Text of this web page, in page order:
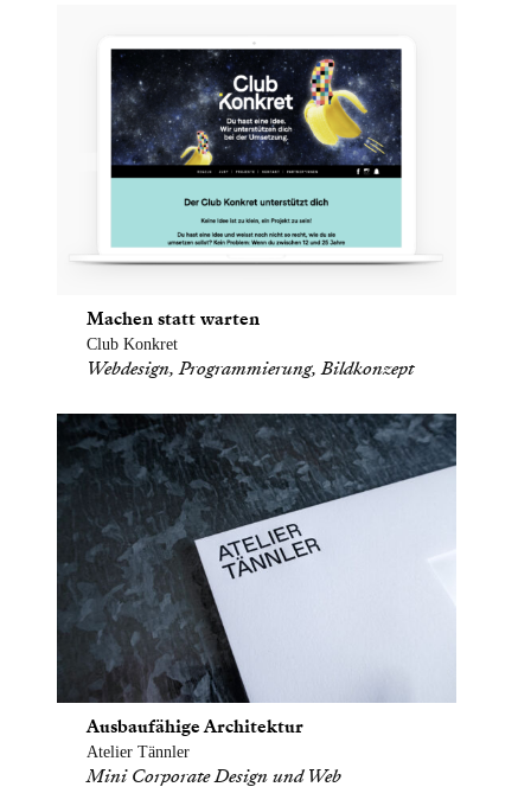
Machen statt warten
Club Konkret
Webdesign, Programmierung, Bildkonzept
Ausbaufähige Architektur
Atelier Tännler
Mini Corporate Design und Web